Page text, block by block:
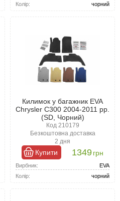
Колір:
чорний
Килимок у багажник EVA
Chrysler C300 2004-2011 рр.
(SD, Чорний)
Код 210179
Безкоштовна доставка
2 дня
Купити 1349грн
Вирбник:
EVA
Колір:
чорний